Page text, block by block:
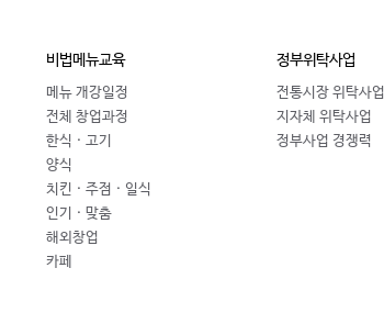
비법메뉴교육
메뉴 개강일정
전체 창업과정
한식 · 고기
양식
치킨 · 주점 · 일식
인기 · 맞춤
해외창업
카페
정부위탁사업
전통시장 위탁사업
지자체 위탁사업
정부사업 경쟁력